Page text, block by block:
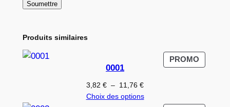
Produits similaires
PROMO
EN
0001
3,82 € – 11,76 €Plage
de
Choix des options